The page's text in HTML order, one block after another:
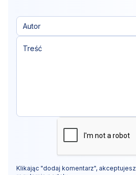
Klikając "dodaj komentarz", akceptujesz